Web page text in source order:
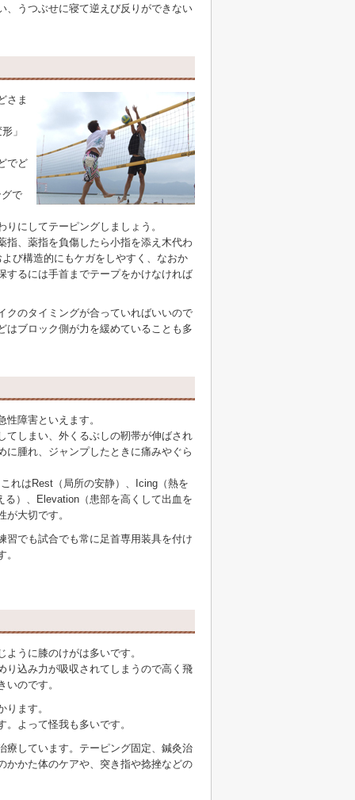
、うつぶせに寝て逆えび反りができない
さま
」
でど
で
にしてテーピングしましょう。
指、薬指を負傷したら小指を添え木代わ
び構造的にもケガをしやすく、なおか
するには手首までテープをかけなければ
クのタイミングが合っていればいいので
はブロック側が力を緩めていることも多
障害といえます。
てしまい、外くるぶしの靭帯が伸ばされ
腫れ、ジャンプしたときに痛みやぐら
れはRest（局所の安静）、Icing（熱を
）、Elevation（患部を高くして出血を
大切です。
習でも試合でも常に足首専用装具を付け
うに膝のけがは多いです。
り込み力が吸収されてしまうので高く飛
のです。
ます。
よって怪我も多いです。
療しています。テーピング固定、鍼灸治
かかた体のケアや、突き指や捻挫などの